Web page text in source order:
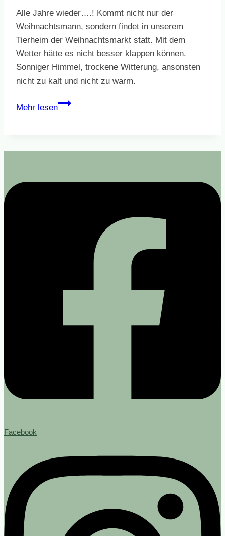
Alle Jahre wieder….! Kommt nicht nur der
Weihnachtsmann, sondern findet in unserem
Tierheim der Weihnachtsmarkt statt. Mit dem
Wetter hätte es nicht besser klappen können.
Sonniger Himmel, trockene Witterung, ansonsten
nicht zu kalt und nicht zu warm.
Mehr lesen
Weinachtsmarkt
Facebook